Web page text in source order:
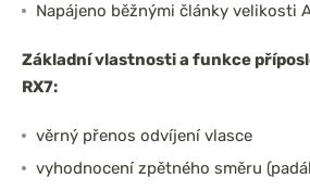
Napájeno běžnými články velikosti
Základní vlastnosti a funkce
RX7:
věrný přenos odvíjení vlasce
vyhodnocení zpětného směru